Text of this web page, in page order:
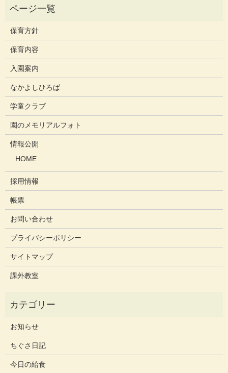
保育方針
保育内容
入園案内
なかよしひろば
学童クラブ
園のメモリアルフォト
情報公開
HOME
採用情報
帳票
お問い合わせ
プライバシーポリシー
サイトマップ
課外教室
お知らせ
ちぐさ日記
今日の給食